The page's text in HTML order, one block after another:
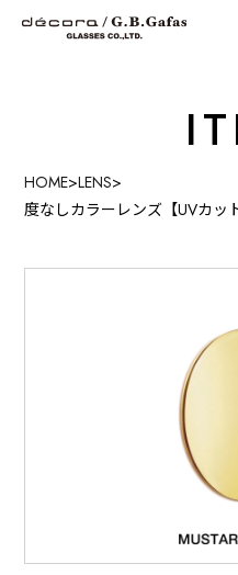
HOME>LENS>
度なしカラーレンズ【UVカッ